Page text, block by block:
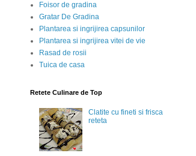
Foisor de gradina
Gratar De Gradina
Plantarea si ingrijirea capsunilor
Plantarea si ingrijirea vitei de vie
Rasad de rosii
Tuica de casa
Retete Culinare de Top
Clatite cu fineti si frisca
reteta